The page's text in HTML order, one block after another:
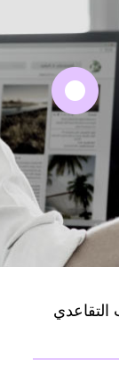
التقاعدي